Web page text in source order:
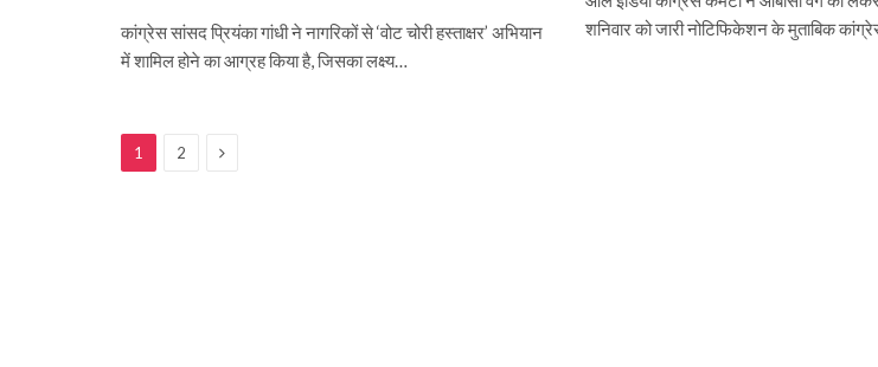
कांग्रेस सांसद प्रियंका गांधी ने नागरिकों से ‘वोट चोरी हस्ताक्षर’ अभियान
में शामिल होने का आग्रह किया है, जिसका लक्ष्य…
शनिवार को जारी नोटिफिकेशन के मुताबिक
1 2 Next